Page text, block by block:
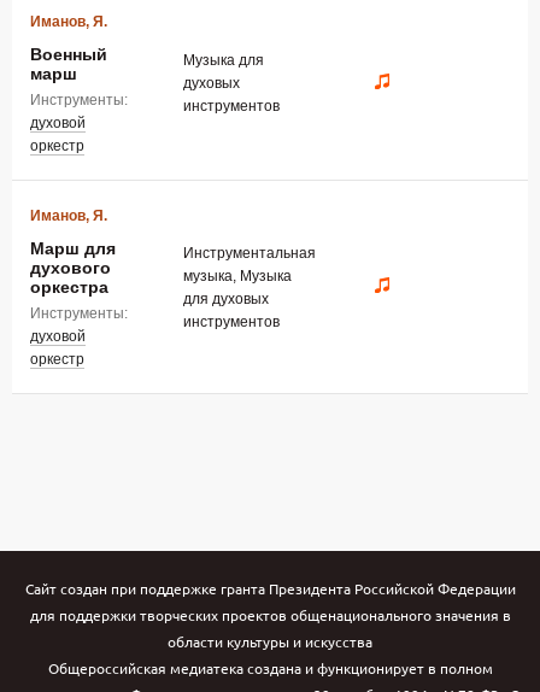
Иманов, Я.
Военный
марш
Инструменты:
духовой
оркестр
Музыка для
духовых
инструментов
Иманов, Я.
Марш для
духового
оркестра
Инструменты:
духовой
оркестр
Инструментальная
музыка, Музыка
для духовых
инструментов
Сайт создан при поддержке гранта Президента Российской Федерации
для поддержки творческих проектов общенационального значения в
области культуры и искусства
Общероссийская медиатека создана и функционирует в полном